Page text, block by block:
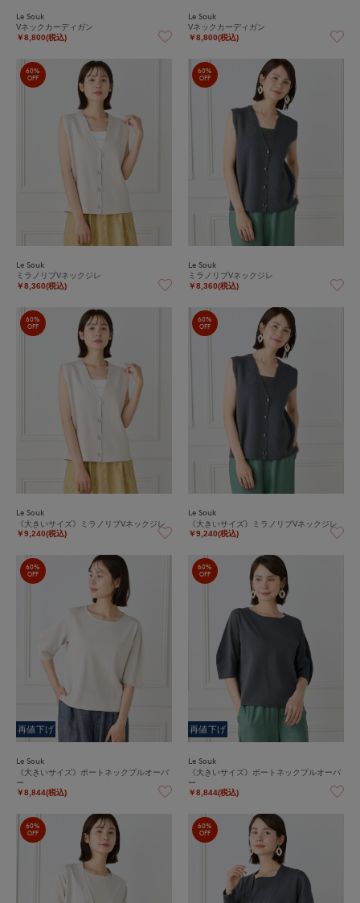
Le Souk
Vネックカーディガン
￥8,800(税込)
Le Souk
Vネックカーディガン
￥8,800(税込)
60%
OFF
Le Souk
ミラノリブVネックジレ
￥8,360(税込)
60%
OFF
Le Souk
ミラノリブVネックジレ
￥8,360(税込)
60%
OFF
Le Souk
《大きいサイズ》ミラノリブVネックジレ
￥9,240(税込)
60%
OFF
Le Souk
《大きいサイズ》ミラノリブVネックジレ
￥9,240(税込)
60%
OFF
再値下げ
Le Souk
《大きいサイズ》ボートネックプルオーバ
ー
￥8,844(税込)
60%
OFF
再値下げ
Le Souk
《大きいサイズ》ボートネックプルオーバ
ー
￥8,844(税込)
60%
OFF
60%
OFF